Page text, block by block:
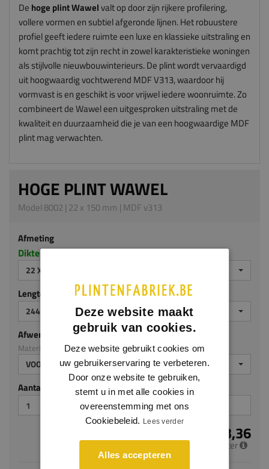
De hoge plint Wawelvalt op door zijn rijkere profilering,
vollere vormen en subtiel afgeronde lijnen. Het robuustere
profiel geeft iedere ruimte een luxe en klassieke uitstraling en
komt prachtig tot zijn recht in zowel karakteristieke woningen
als stijlvolle nieuwbouwinterieurs. De plint wordt vervaardigd
uit hoogwaardig vochtwerend MDF V313, waardoor hij
vormvast is en geschikt is voor vrijwel iedere woonruimte. Zo
combineert de Wawel een uitgesproken uitstraling met de
kwaliteit en duurzaamheid die je van een hoogwaardige MDF
plint mag verwachten.
HOGE PLINT WAWEL
Model 8002 | 22 x 150 mm | MDF v313
Afmeting
Dikte x hoogte in millimeters
22 X 150 MM
Lengte (mm)
2440 MM
Afwerking
Materiaal: MDF v313
VOORGELAKT
Aantal stuks
€ 13,36
per meter
Deze website maakt
gebruik van cookies.
Deze website gebruikt cookies om
uw gebruikerservaring te verbeteren.
Door onze website te gebruiken,
stemt u in met alle cookies in
overeenstemming met ons
Cookiebeleid. Lees verder
Alles accepteren